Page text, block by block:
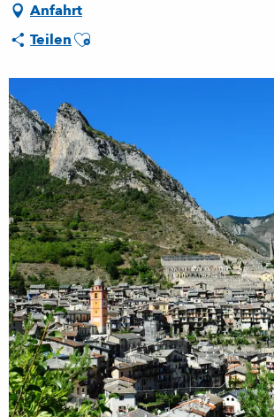
Anfahrt
TeilenAjouter aux favoris